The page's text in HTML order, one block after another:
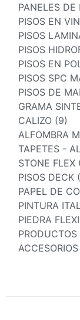
PANELES DE
PISOS EN
PISOS
PISOS
PISOS EN
PISOS SPC
PISOS DE
GRAMA
CALIZO (9)
ALFOMBRA
TAPETES -
STONE FLEX
PISOS DECK
PAPEL DE
PINTURA
PIEDRA